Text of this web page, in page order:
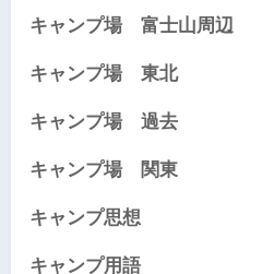
キャンプ場 富士山周辺
キャンプ場 東北
キャンプ場 過去
キャンプ場 関東
キャンプ思想
キャンプ用語